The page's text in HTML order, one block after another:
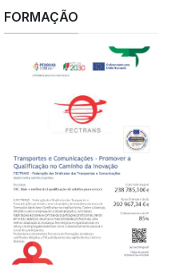
FORMAÇÃO